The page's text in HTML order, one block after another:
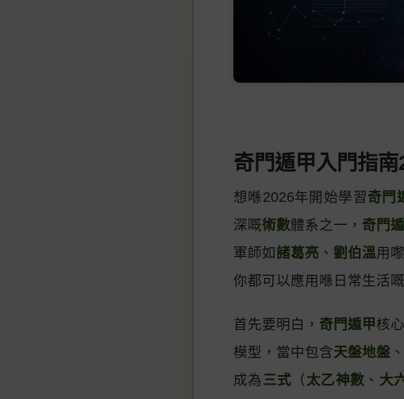
奇門遁甲入門指南
想喺2026年開始學習奇門
深嘅術數體系之一， 奇門
軍師如 諸葛亮 、 劉伯溫用嚟
你都可以應用喺日常生活
首先要明白， 奇門遁甲核
模型，當中包含天盤地盤 、
成為三式 （ 太乙神數 、 大